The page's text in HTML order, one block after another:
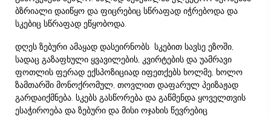
ბზრიალი დაიწყო და ფიცრებიც სწრაფად იჭრებოდა და
სკებიც სწრაფად ეწყობოდა.
დღეს ზებური ამაყად დასეირნობს სკებით სავსე ეზოში,
სადაც გაზაფხული ყვავილების, კვირტების და უამრავი
ფოთლის ფერად ექსპოზიციად იფეთქებს ხოლმე, ხოლო
ზამთარში მონოქრომულ, თოვლით დაფარულ პეიზაჟად
გარდაიქმნება. სკებს გასწორება და გაწმენდა ყოველთვის
ესაჭიროება და ზებური და მისი ოჯახის წევრებიც